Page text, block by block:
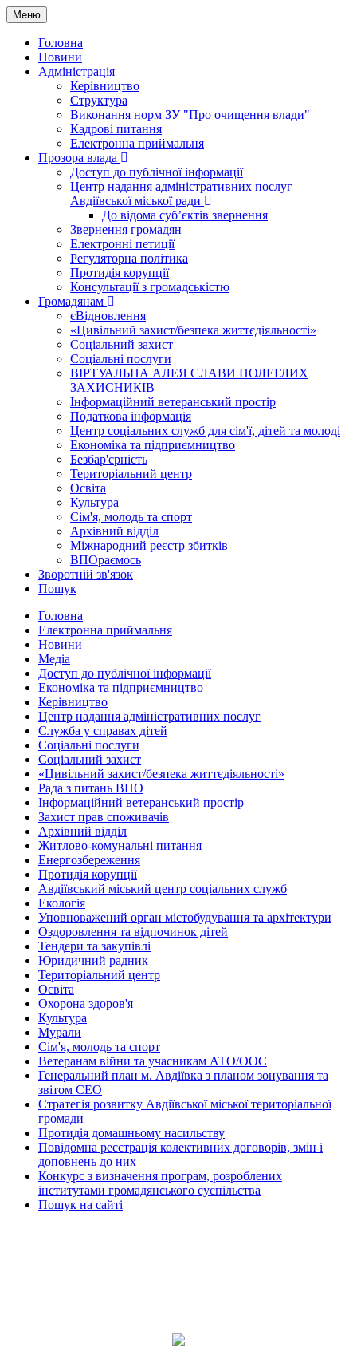
Меню
Головна
Новини
Адміністрація
Керівництво
Структура
Виконання норм ЗУ "Про очищення влади"
Кадрові питання
Електронна приймальня
Прозора влада
Доступ до публічної інформації
Центр надання адміністративних послуг
Авдіївської міської ради
До відома суб’єктів звернення
Звернення громадян
Електронні петиції
Регуляторна політика
Протидія корупції
Консультації з громадськістю
Громадянам
єВідновлення
«Цивільний захист/безпека життєдіяльності»
Соціальний захист
Соціальні послуги
ВІРТУАЛЬНА АЛЕЯ СЛАВИ ПОЛЕГЛИХ
ЗАХИСНИКІВ
Інформаційний ветеранський простір
Податкова інформація
Центр соціальних служб для сім'ї, дітей та молоді
Економіка та підприємництво
Безбар'єрність
Територіальний центр
Освіта
Культура
Сім'я, молодь та спорт
Архівний відділ
Міжнародний реєстр збитків
ВПОраємось
Зворотній зв'язок
Пошук
Головна
Електронна приймальня
Новини
Медіа
Доступ до публічної інформації
Економіка та підприємництво
Керівництво
Центр надання адміністративних послуг
Служба у справах дітей
Соціальні послуги
Соціальний захист
«Цивільний захист/безпека життєдіяльності»
Рада з питань ВПО
Інформаційний ветеранський простір
Захист прав споживачів
Архівний відділ
Житлово-комунальні питання
Енергозбереження
Протидія корупції
Авдіївський міський центр соціальних служб
Екологія
Уповноважений орган містобудування та архітектури
Оздоровлення та відпочинок дітей
Тендери та закупівлі
Юридичний радник
Територіальний центр
Освіта
Охорона здоров'я
Культура
Мурали
Сім'я, молодь та спорт
Ветеранам війни та учасникам АТО/ООС
Генеральний план м. Авдіївка з планом зонування та
звітом СЕО
Стратегія розвитку Авдіївської міської територіальної
громади
Протидія домашньому насильству
Повідомна реєстрація колективних договорів, змін і
доповнень до них
Конкурс з визначення програм, розроблених
інститутами громадянського суспільства
Пошук на сайті